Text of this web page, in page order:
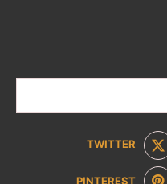
TWITTER
PINTEREST